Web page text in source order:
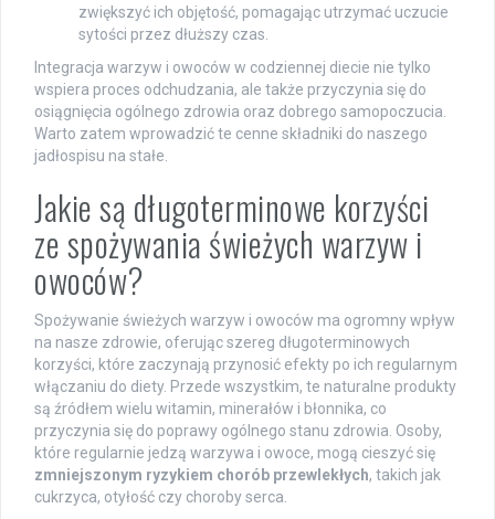
zwiększyć ich objętość, pomagając utrzymać uczucie
sytości przez dłuższy czas.
Integracja warzyw i owoców w codziennej diecie nie tylko
wspiera proces odchudzania, ale także przyczynia się do
osiągnięcia ogólnego zdrowia oraz dobrego samopoczucia.
Warto zatem wprowadzić te cenne składniki do naszego
jadłospisu na stałe.
Jakie są długoterminowe korzyści
ze spożywania świeżych warzyw i
owoców?
Spożywanie świeżych warzyw i owoców ma ogromny wpływ
na nasze zdrowie, oferując szereg długoterminowych
korzyści, które zaczynają przynosić efekty po ich regularnym
włączaniu do diety. Przede wszystkim, te naturalne produkty
są źródłem wielu witamin, minerałów i błonnika, co
przyczynia się do poprawy ogólnego stanu zdrowia. Osoby,
które regularnie jedzą warzywa i owoce, mogą cieszyć się
zmniejszonym ryzykiem chorób przewlekłych, takich jak
cukrzyca, otyłość czy choroby serca.